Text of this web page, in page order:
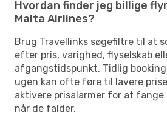
Hvordan finder jeg billige
Malta Airlines?
Brug Travellinks søgefiltre til at
efter pris, varighed, flyselskab
afgangstidspunkt. Tidlig
ugen kan ofte føre til lavere
aktivere prisalarmer for at fange
når de falder.